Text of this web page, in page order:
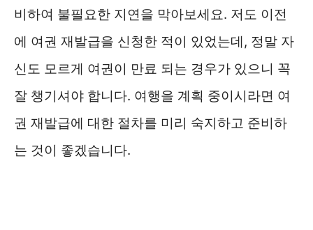
비하여 불필요한 지연을 막아보세요. 저도 이전
에 여권 재발급을 신청한 적이 있었는데, 정말 자
신도 모르게 여권이 만료 되는 경우가 있으니 꼭
잘 챙기셔야 합니다. 여행을 계획 중이시라면 여
권 재발급에 대한 절차를 미리 숙지하고 준비하
는 것이 좋겠습니다.